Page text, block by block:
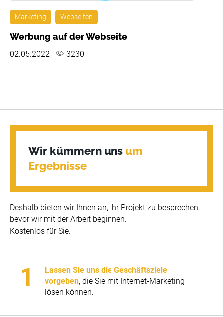
Marketing Webseiten
Werbung auf der Webseite
02.05.2022 3230
Wir kümmern uns um
Ergebnisse
Deshalb bieten wir Ihnen an, Ihr Projekt zu besprechen,
bevor wir mit der Arbeit beginnen.
Kostenlos für Sie.
Lassen Sie uns die Geschäftsziele
vorgeben, die Sie mit Internet-Marketing
lösen können.